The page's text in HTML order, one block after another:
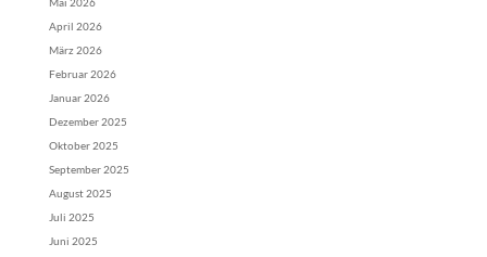
April 2026
März 2026
Februar 2026
Januar 2026
Dezember 2025
Oktober 2025
September 2025
August 2025
Juli 2025
Juni 2025